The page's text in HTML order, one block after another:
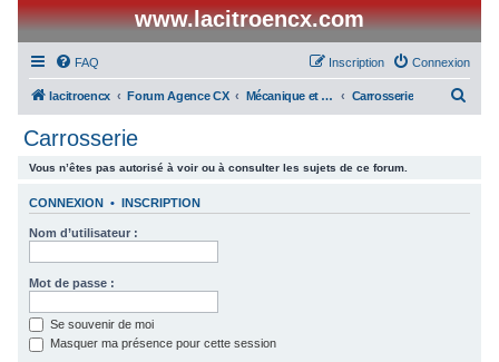
www.lacitroencx.com
FAQ Connexion
Inscription
lacitroencx Forum Agence CX Mécanique et Réparations Carrosserie
Carrosserie
Vous n’êtes pas autorisé à voir ou à consulter les sujets de ce forum.
CONNEXION • INSCRIPTION
Nom d’utilisateur :
Mot de passe :
Se souvenir de moi
Masquer ma présence pour cette session